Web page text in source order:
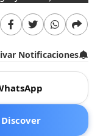
Notificaciones